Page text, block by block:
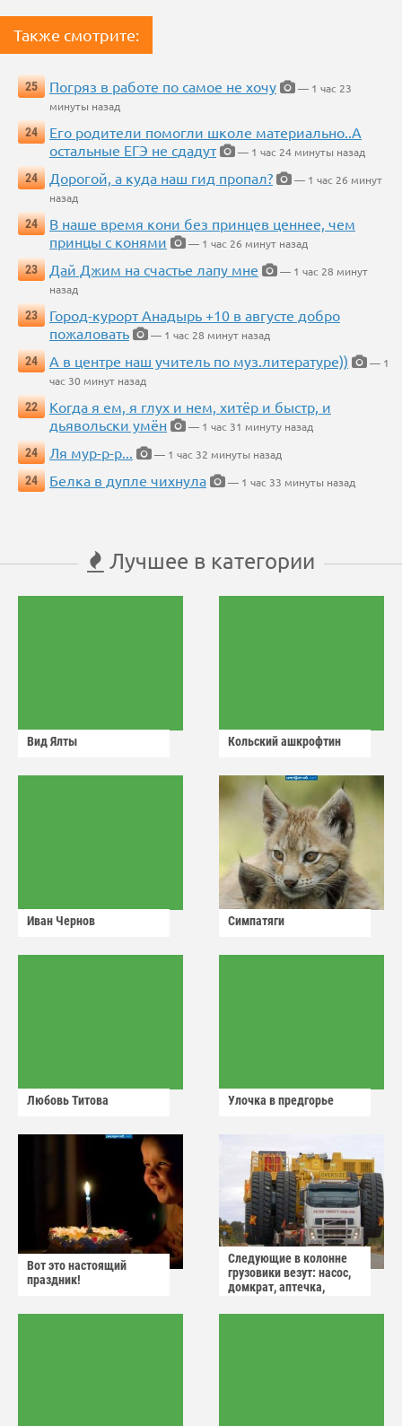
Также смотрите:
25 Погряз в работе по самое не хочу
— 1 час 23
минуты назад
24
Его родители помогли школе материально..А
остальные ЕГЭ не сдадут
— 1 час 24 минуты назад
24
Дорогой, а куда наш гид пропал?
— 1 час 26 минут
назад
24
В наше время кони без принцев ценнее, чем
принцы с конями
— 1 час 26 минут назад
23
Дай Джим на счастье лапу мне
— 1 час 28 минут
назад
23
Город-курорт Анадырь +10 в августе добро
пожаловать
— 1 час 28 минут назад
24
А в центре наш учитель по муз.литературе))
— 1
час 30 минут назад
22
Когда я ем, я глух и нем, хитёр и быстр, и
дьявольски умён
— 1 час 31 минуту назад
24
Ля мур-р-р...
— 1 час 32 минуты назад
24
Белка в дупле чихнула — 1 час 33 минуты назад
Лучшее в категории
Вид Ялты Кольский ашкрофтин
Иван Чернов Симпатяги
Любовь Титова Улочка в предгорье
Вот это настоящий
праздник!
Следующие в колонне
грузовики везут: насос,
домкрат, аптечка,